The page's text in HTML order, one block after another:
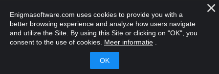
voorbehouden.
Enigmasoftware.com uses cookies to provide you with a
better browsing experience and analyze how users navigate
and utilize the Site. By using this Site or clicking on "OK", you
consent to the use of cookies. Meer informatie